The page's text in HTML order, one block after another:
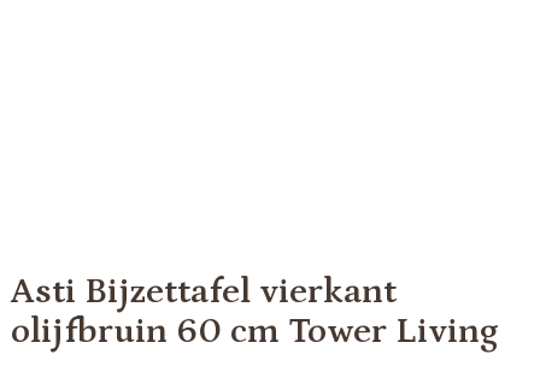
Asti Bijzettafel vierkant
olijfbruin 60 cm Tower Living